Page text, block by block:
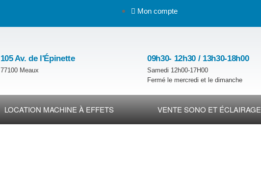
Mon compte
105 Av. de l'Épinette
77100 Meaux
09h30- 12h30 / 13h30-18h00
Samedi 12h00-17H00
Fermé le mercredi et le dimanche
LOCATION MACHINE À EFFETS VENTE SONO ET ÉCLAIRAGE